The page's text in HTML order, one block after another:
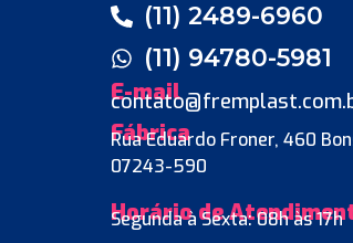
(11) 2489-6960
(11) 94780-5981
E-mail
Fábrica
Rua Eduardo Froner, 460
07243-590
Horário de
Segunda à Sexta: 08h às 17h